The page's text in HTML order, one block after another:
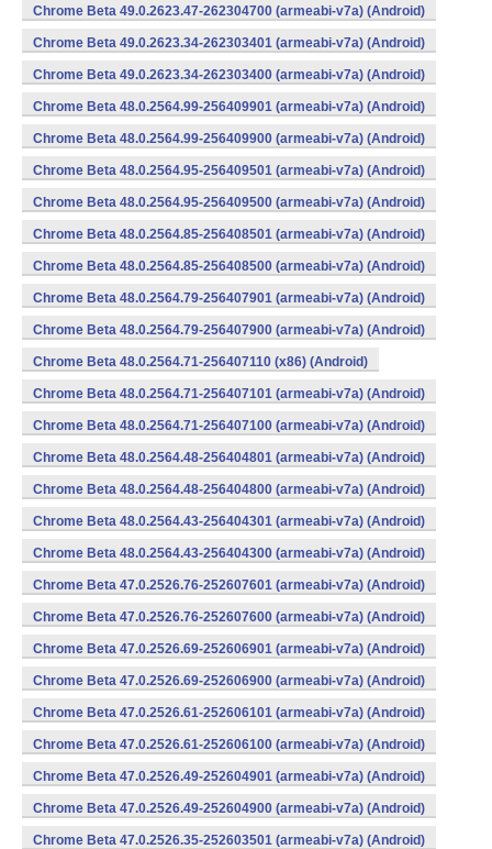
Chrome Beta 49.0.2623.47-262304700 (armeabi-v7a) (Android)
Chrome Beta 49.0.2623.34-262303401 (armeabi-v7a) (Android)
Chrome Beta 49.0.2623.34-262303400 (armeabi-v7a) (Android)
Chrome Beta 48.0.2564.99-256409901 (armeabi-v7a) (Android)
Chrome Beta 48.0.2564.99-256409900 (armeabi-v7a) (Android)
Chrome Beta 48.0.2564.95-256409501 (armeabi-v7a) (Android)
Chrome Beta 48.0.2564.95-256409500 (armeabi-v7a) (Android)
Chrome Beta 48.0.2564.85-256408501 (armeabi-v7a) (Android)
Chrome Beta 48.0.2564.85-256408500 (armeabi-v7a) (Android)
Chrome Beta 48.0.2564.79-256407901 (armeabi-v7a) (Android)
Chrome Beta 48.0.2564.79-256407900 (armeabi-v7a) (Android)
Chrome Beta 48.0.2564.71-256407110 (x86) (Android)
Chrome Beta 48.0.2564.71-256407101 (armeabi-v7a) (Android)
Chrome Beta 48.0.2564.71-256407100 (armeabi-v7a) (Android)
Chrome Beta 48.0.2564.48-256404801 (armeabi-v7a) (Android)
Chrome Beta 48.0.2564.48-256404800 (armeabi-v7a) (Android)
Chrome Beta 48.0.2564.43-256404301 (armeabi-v7a) (Android)
Chrome Beta 48.0.2564.43-256404300 (armeabi-v7a) (Android)
Chrome Beta 47.0.2526.76-252607601 (armeabi-v7a) (Android)
Chrome Beta 47.0.2526.76-252607600 (armeabi-v7a) (Android)
Chrome Beta 47.0.2526.69-252606901 (armeabi-v7a) (Android)
Chrome Beta 47.0.2526.69-252606900 (armeabi-v7a) (Android)
Chrome Beta 47.0.2526.61-252606101 (armeabi-v7a) (Android)
Chrome Beta 47.0.2526.61-252606100 (armeabi-v7a) (Android)
Chrome Beta 47.0.2526.49-252604901 (armeabi-v7a) (Android)
Chrome Beta 47.0.2526.49-252604900 (armeabi-v7a) (Android)
Chrome Beta 47.0.2526.35-252603501 (armeabi-v7a) (Android)